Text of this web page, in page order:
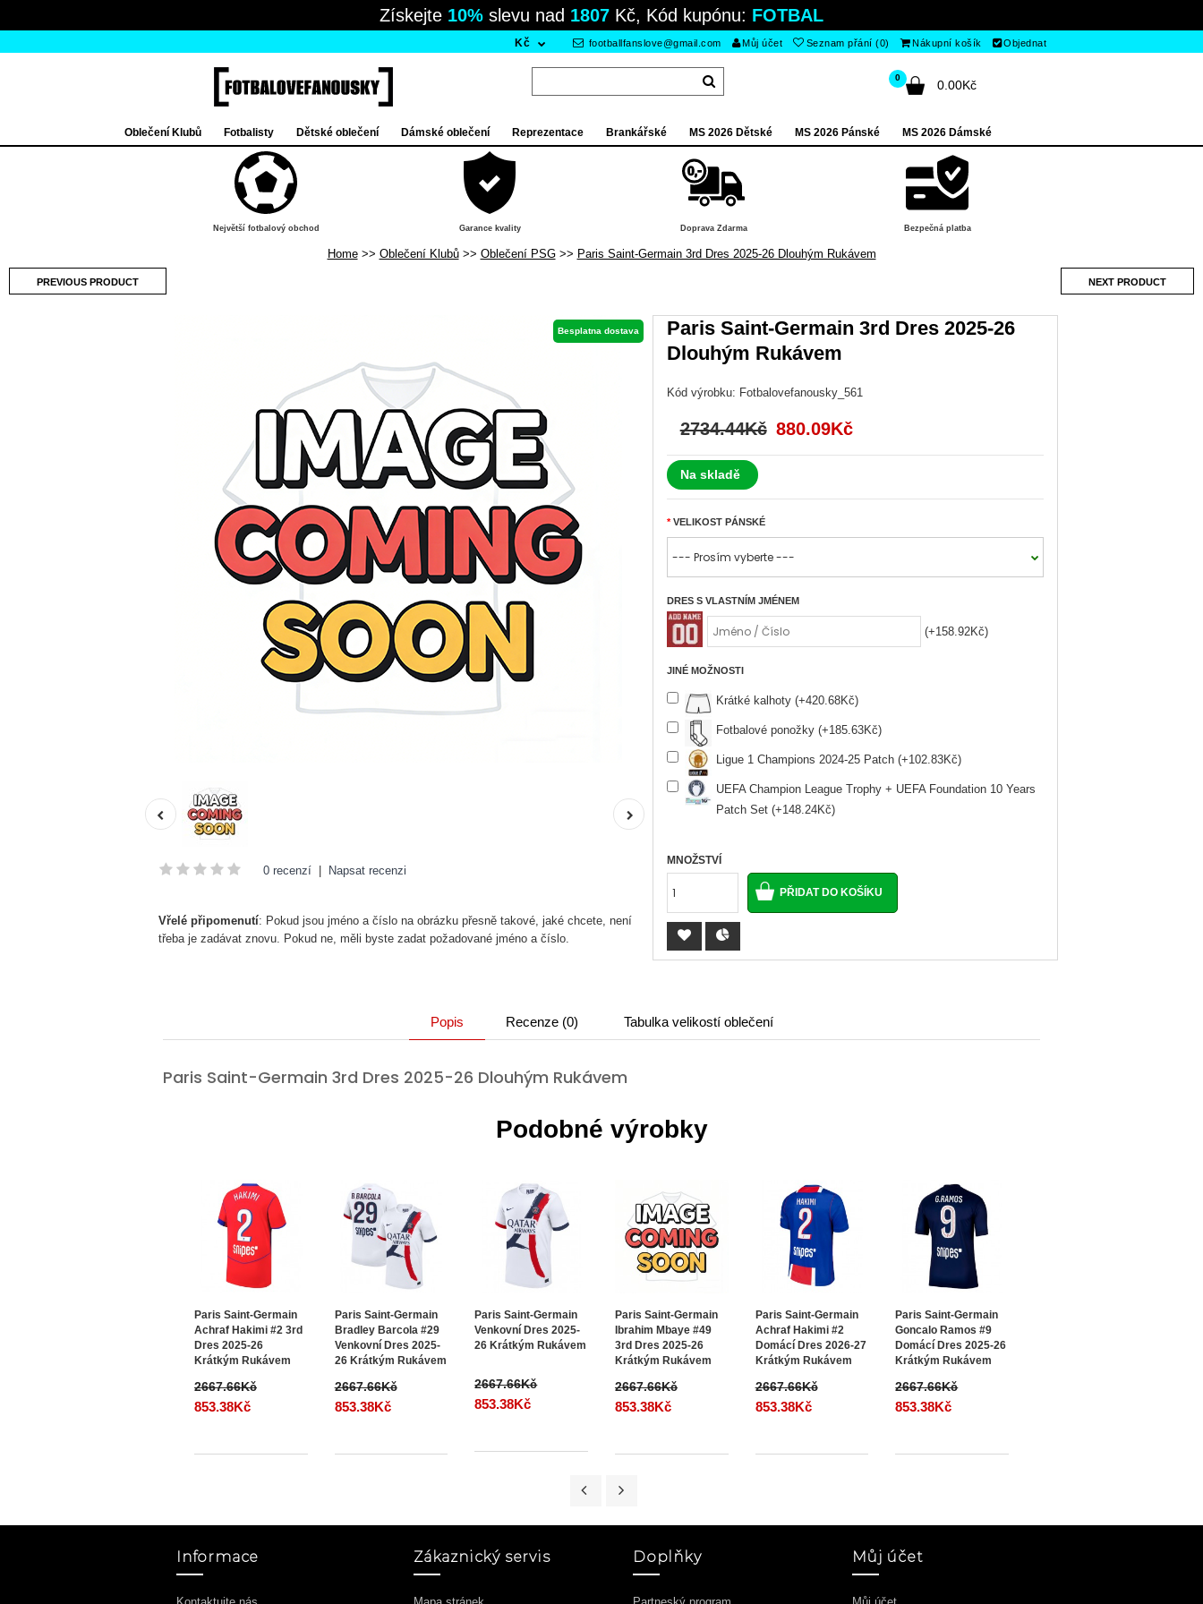
Získejte 10% slevu nad 1807 Kč, Kód kupónu: FOTBAL
Kč footballfanslove@gmail.com Můj účet Seznam přání (0) Nákupní košík Objednat
0
0.00Kč
Oblečení Klubů Fotbalisty Dětské oblečení Dámské oblečení Reprezentace Brankářské MS 2026 Dětské MS 2026 Pánské MS 2026 Dámské
Největší fotbalový obchod Garance kvality Doprava Zdarma Bezpečná platba
Home Oblečení Klubů Oblečení PSG Paris Saint-Germain 3rd Dres 2025-26 Dlouhým Rukávem
PREVIOUS PRODUCT NEXT PRODUCT
Besplatna dostava
0 recenzí Napsat recenzi
Vřelé připomenutí: Pokud jsou jméno a číslo na obrázku přesně takové, jaké chcete, není
třeba je zadávat znovu. Pokud ne, měli byste zadat požadované jméno a číslo.
Paris Saint-Germain 3rd Dres 2025-26
Dlouhým Rukávem
Kód výrobku: Fotbalovefanousky_561
2734.44Kč 880.09Kč
Na skladě
VELIKOST PÁNSKÉ
DRES S VLASTNÍM JMÉNEM
(+158.92Kč)
JINÉ MOŽNOSTI
Krátké kalhoty (+420.68Kč)
Fotbalové ponožky (+185.63Kč)
Ligue 1 Champions 2024-25 Patch (+102.83Kč)
UEFA Champion League Trophy + UEFA Foundation 10 Years
Patch Set (+148.24Kč)
MNOŽSTVÍ
Popis Recenze (0) Tabulka velikostí oblečení
Paris Saint-Germain 3rd Dres 2025-26 Dlouhým Rukávem
Podobné výrobky
Paris Saint-Germain
Achraf Hakimi #2 3rd
Dres 2025-26
Krátkým Rukávem
2667.66Kč
853.38Kč
Paris Saint-Germain
Bradley Barcola #29
Venkovní Dres 2025-
26 Krátkým Rukávem
2667.66Kč
853.38Kč
Paris Saint-Germain
Venkovní Dres 2025-
26 Krátkým Rukávem
2667.66Kč
853.38Kč
Paris Saint-Germain
Ibrahim Mbaye #49
3rd Dres 2025-26
Krátkým Rukávem
2667.66Kč
853.38Kč
Paris Saint-Germain
Achraf Hakimi #2
Domácí Dres 2026-27
Krátkým Rukávem
2667.66Kč
853.38Kč
Paris Saint-Germain
Goncalo Ramos #9
Domácí Dres 2025-26
Krátkým Rukávem
2667.66Kč
853.38Kč
Informace Zákaznický servis Doplňky Můj účet